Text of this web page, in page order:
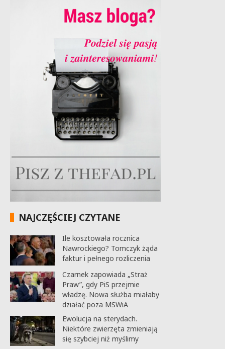
NAJCZĘŚCIEJ CZYTANE
Ile kosztowała rocznica
Nawrockiego? Tomczyk żąda
faktur i pełnego rozliczenia
Czarnek zapowiada „Straż
Praw”, gdy PiS przejmie
władzę. Nowa służba miałaby
działać poza MSWiA
Ewolucja na sterydach.
Niektóre zwierzęta zmieniają
się szybciej niż myślimy